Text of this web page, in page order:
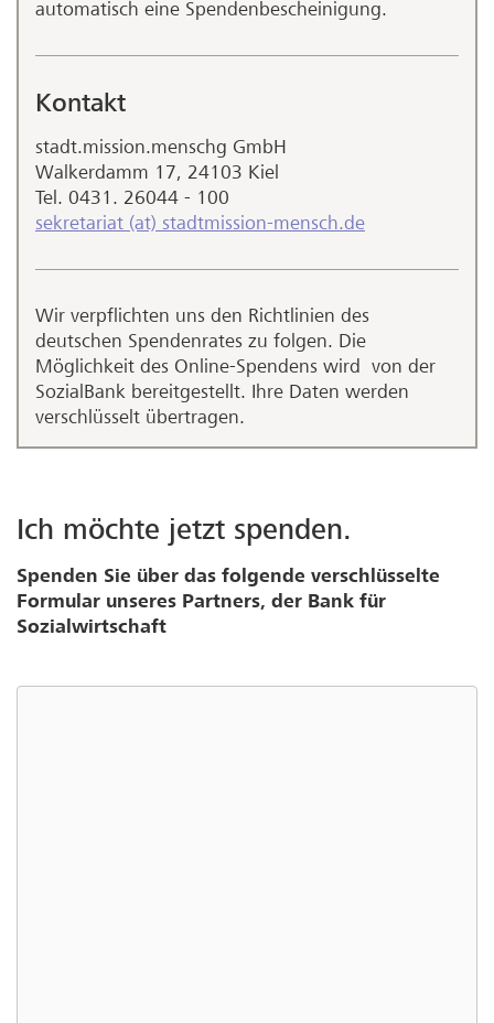
automatisch eine Spendenbescheinigung.
Kontakt
stadt.mission.menschg GmbH
Walkerdamm 17, 24103 Kiel
Tel. 0431. 26044 - 100
sekretariat (at) stadtmission-mensch.de
Wir verpflichten uns den Richtlinien des
deutschen Spendenrates zu folgen. Die
Möglichkeit des Online-Spendens wird von der
SozialBank bereitgestellt. Ihre Daten werden
verschlüsselt übertragen.
Ich möchte jetzt spenden.
Spenden Sie über das folgende verschlüsselte
Formular unseres Partners, der Bank für
Sozialwirtschaft